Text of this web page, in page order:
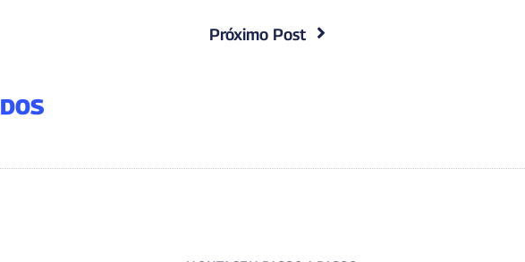
Próximo Post